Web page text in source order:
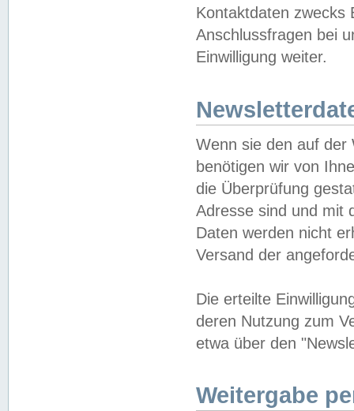
Kontaktdaten zwecks
Anschlussfragen bei
Einwilligung weiter.
Wenn sie den auf der
benötigen wir von
die Überprüfung
Adresse sind und mit
Daten werden nicht
Versand der
Die erteilte
deren Nutzung zum
etwa über den
Weitergabe